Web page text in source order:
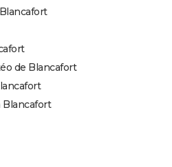
de Blancafort
Blancafort